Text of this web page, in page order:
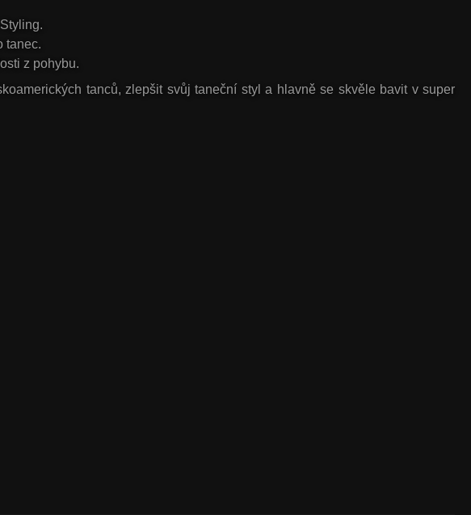
tanec.
z pohybu.
tanců, zlepšit svůj taneční styl a hlavně se skvěle bavit v super